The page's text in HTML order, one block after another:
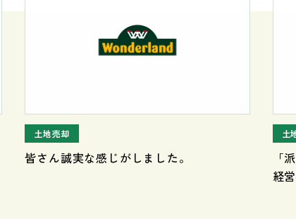
土地売却
皆さん誠実な感じがしました。
土
「
経